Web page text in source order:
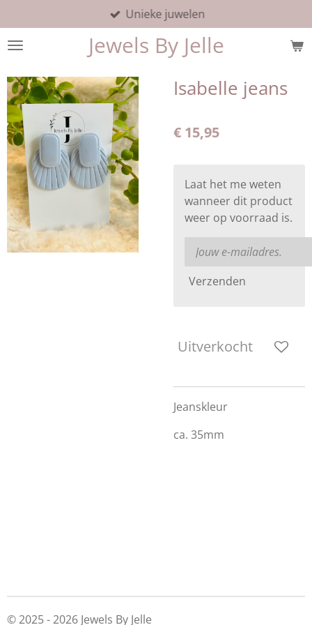
direct
naar
hoofdinhoud
Jewels By Jelle
Unieke juwelen
Isabelle jeans
€ 15,95
Laat het me weten
wanneer dit product
weer op voorraad is.
Verzenden
Uitverkocht
Jeanskleur
ca. 35mm
© 2025 - 2026 Jewels By Jelle